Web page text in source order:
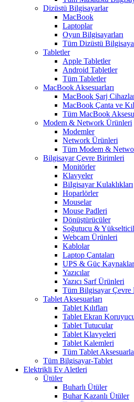
Dizüstü Bilgisayarlar
MacBook
Laptoplar
Oyun Bilgisayarları
Tüm Dizüstü
Tabletler
Apple Tabletler
Android Tabletler
Tüm Tabletler
MacBook Aksesuarları
MacBook Şarj
MacBook Çanta ve
Tüm MacBook
Modem & Network Ürünleri
Modemler
Network Ürünleri
Tüm Modem &
Bilgisayar Çevre Birimleri
Monitörler
Klavyeler
BiIgisayar Kulaklıkları
Hoparlörler
Mouselar
Mouse Padleri
Dönüştürücüler
Soğutucu &
Webcam Ürünleri
Kablolar
Laptop Çantaları
UPS & Güç
Yazıcılar
Yazıcı Sarf Ürünleri
Tüm Bilgisayar Çevre
Tablet Aksesuarları
Tablet Kılıfları
Tablet Ekran
Tablet Tutucular
Tablet Klavyeleri
Tablet Kalemleri
Tüm Tablet
Tüm Bilgisayar-Tablet
Elektrikli Ev Aletleri
Ütüler
Buharlı Ütüler
Buhar Kazanlı Ütüler